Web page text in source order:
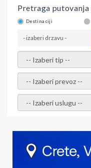
Pretraga putovanja
Destinaciji
- izaberi drzavu -
- izaberi tip -
- izaberi prevoz -
- Izaberite uslugu -